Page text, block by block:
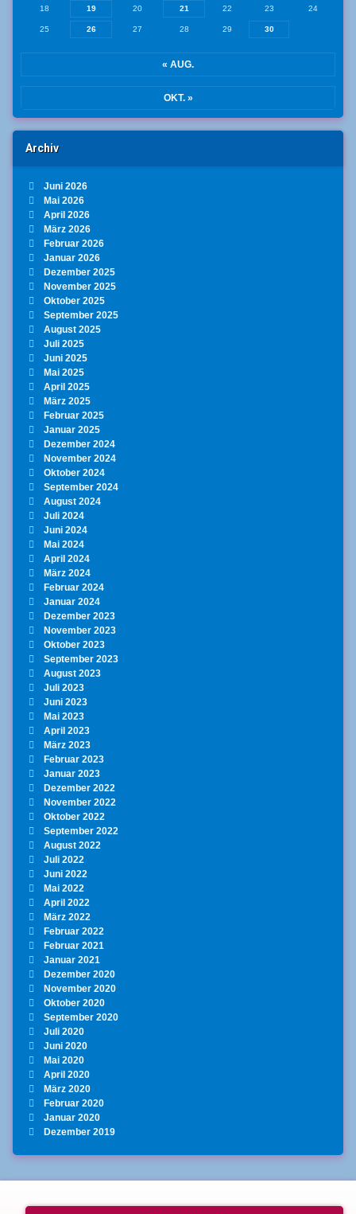
18 19 20 21 22 23 24
25 26 27 28 29 30
« AUG.
OKT. »
Archiv
Juni 2026
Mai 2026
April 2026
März 2026
Februar 2026
Januar 2026
Dezember 2025
November 2025
Oktober 2025
September 2025
August 2025
Juli 2025
Juni 2025
Mai 2025
April 2025
März 2025
Februar 2025
Januar 2025
Dezember 2024
November 2024
Oktober 2024
September 2024
August 2024
Juli 2024
Juni 2024
Mai 2024
April 2024
März 2024
Februar 2024
Januar 2024
Dezember 2023
November 2023
Oktober 2023
September 2023
August 2023
Juli 2023
Juni 2023
Mai 2023
April 2023
März 2023
Februar 2023
Januar 2023
Dezember 2022
November 2022
Oktober 2022
September 2022
August 2022
Juli 2022
Juni 2022
Mai 2022
April 2022
März 2022
Februar 2022
Februar 2021
Januar 2021
Dezember 2020
November 2020
Oktober 2020
September 2020
Juli 2020
Juni 2020
Mai 2020
April 2020
März 2020
Februar 2020
Januar 2020
Dezember 2019